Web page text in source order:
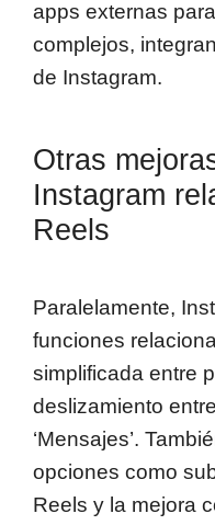
apps externas
complejos,
de Instagram.
Otras
Instagram
Reels
Paralelamente,
funciones
simplificada entre
deslizamiento entre
‘Mensajes’.
opciones como
Reels y la mejora